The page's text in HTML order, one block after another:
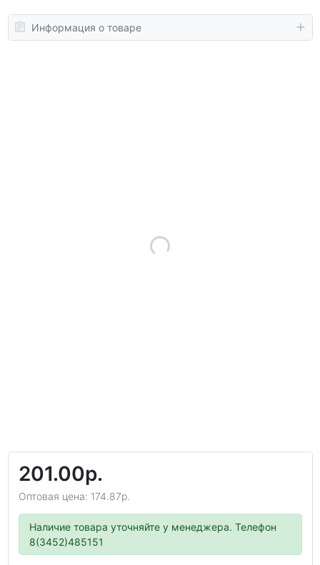
Информация о товаре
201.00р.
Оптовая цена: 174.87р.
Наличие товара уточняйте у менеджера. Телефон
8(3452)485151